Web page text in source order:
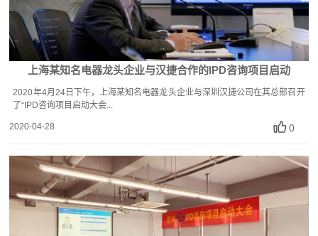
上海某知名电器龙头企业与汉捷合作的IPD咨询项目启动
2020年4月24日下午，上海某知名电器龙头企业与深圳汉捷公司在其总部召开
了“IPD咨询项目启动大会...
2020-04-28 0